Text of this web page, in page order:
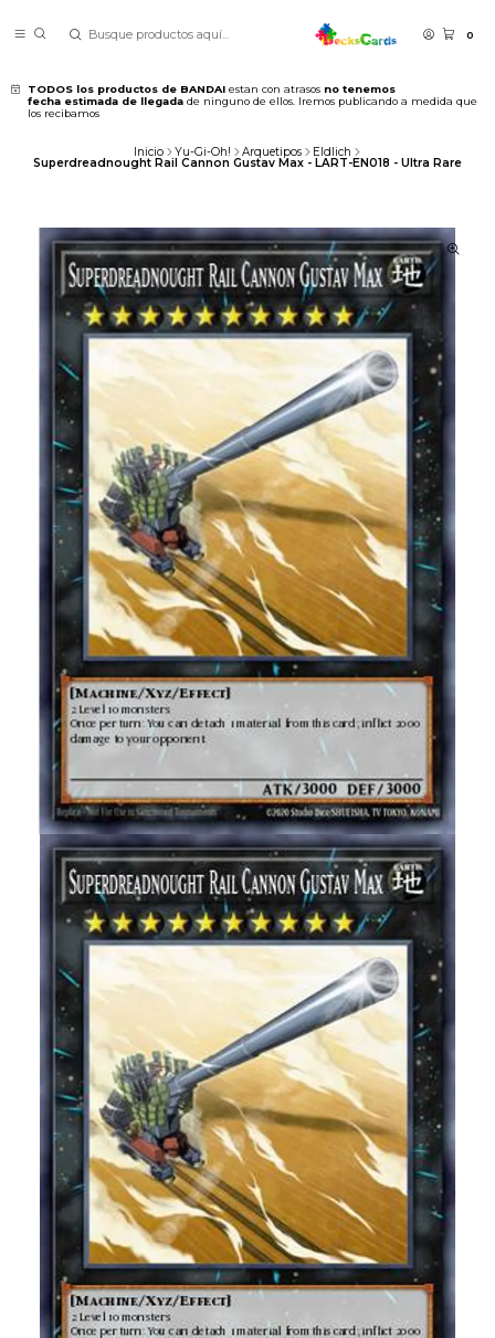
0
TODOS los productos de BANDAI estan con atrasos no tenemos
fecha estimada de llegada de ninguno de ellos. Iremos publicando a medida que
los recibamos
Inicio Yu-Gi-Oh! Arquetipos
Eldlich
Superdreadnought Rail Cannon Gustav Max - LART-EN018 - Ultra Rare